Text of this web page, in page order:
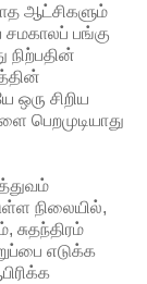
ஆட்சிகளும்
பங்கு
ஒரு சிறிய
பெறமுடியாது
நிலையில்,
சுதந்திரம்
எடுக்க